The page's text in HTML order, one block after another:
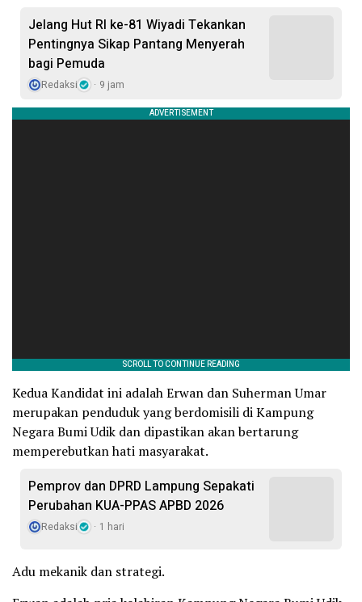
Jelang Hut RI ke-81 Wiyadi Tekankan
Pentingnya Sikap Pantang Menyerah
bagi Pemuda
Redaksi 9 jam
Kedua Kandidat ini adalah Erwan dan Suherman Umar
merupakan penduduk yang berdomisili di Kampung
Negara Bumi Udik dan dipastikan akan bertarung
memperebutkan hati masyarakat.
Pemprov dan DPRD Lampung Sepakati
Perubahan KUA-PPAS APBD 2026
Redaksi 1 hari
Adu mekanik dan strategi.